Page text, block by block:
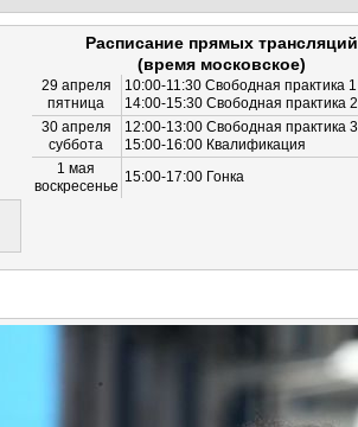
Расписание прямых трансляций
(время московское)
29 апреля
пятница
10:00-11:30 Свободная практика 1
14:00-15:30 Свободная практика 2
30 апреля
суббота
12:00-13:00 Свободная практика 3
15:00-16:00 Квалификация
1 мая
воскресенье
15:00-17:00 Гонка